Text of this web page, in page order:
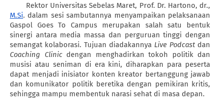
Rektor Universitas Sebelas Maret, Prof. Dr. Hartono, dr.,
M.Si. dalam sesi sambutannya menyampaikan pelaksanaan
Gaspol Goes To Campus merupakan salah satu bentuk
sinergi antara media massa dan perguruan tinggi dengan
semangat kolaborasi. Tujuan diadakannya Live Podcast dan
Coaching Clinicdengan menghadirkan tokoh politik dan
musisi atau seniman di era kini, diharapkan para peserta
dapat menjadi inisiator konten kreator bertanggung jawab
dan komunikator politik beretika dengan pemikiran kritis,
sehingga mampu membentuk narasi sehat di masa depan.